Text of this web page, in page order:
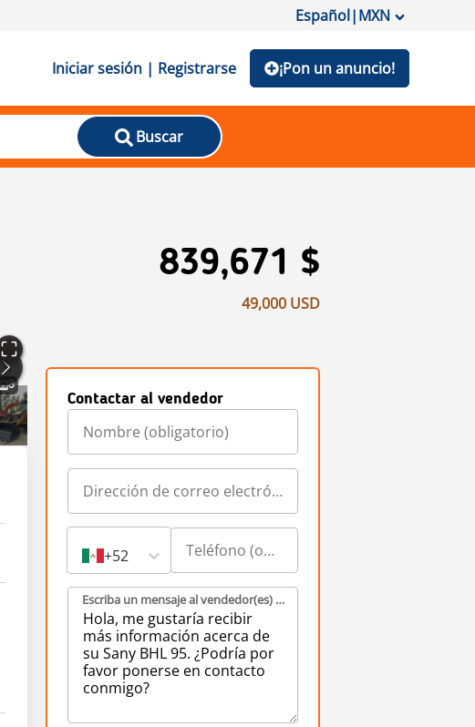
Español|MXN
Iniciar sesión | Registrarse ¡Pon un anuncio!
Buscar
839,671 $
49,000 USD
8
Contactar al vendedor
+52
Escriba un mensaje al vendedor(es) (obligatorio)